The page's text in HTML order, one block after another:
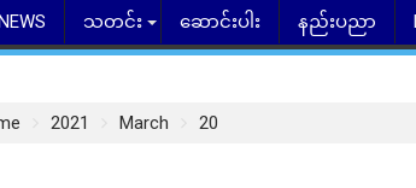
သတင်း ဆောင်းပါး နည်းပညာ
2021 March 20